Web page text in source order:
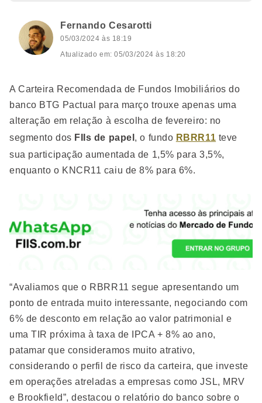
Fernando Cesarotti
05/03/2024 às 18:19
Atualizado em: 05/03/2024 às 18:20
A Carteira Recomendada de Fundos Imobiliários do
banco BTG Pactual para março trouxe apenas uma
alteração em relação à escolha de fevereiro: no
segmento dos FIIs de papel , o fundo RBRR11 teve
sua participação aumentada de 1,5% para 3,5%,
enquanto o KNCR11 caiu de 8% para 6%.
“Avaliamos que o RBRR11 segue apresentando um
ponto de entrada muito interessante, negociando com
6% de desconto em relação ao valor patrimonial e
uma TIR próxima à taxa de IPCA + 8% ao ano,
patamar que consideramos muito atrativo,
considerando o perfil de risco da carteira, que investe
em operações atreladas a empresas como JSL, MRV
e Brookfield”, destacou o relatório do banco sobre o